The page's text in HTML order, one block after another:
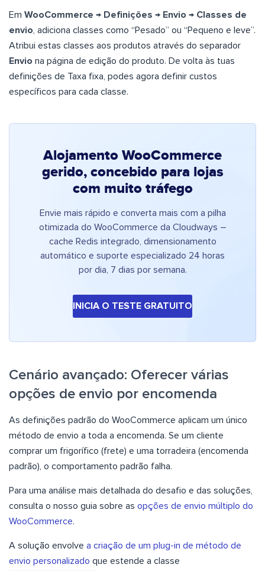
Em WooCommerce → Definições → Envio → Classes de
envio , adiciona classes como “Pesado” ou “Pequeno e leve”.
Atribui estas classes aos produtos através do separador
Envio na página de edição do produto. De volta às tuas
definições de Taxa fixa, podes agora definir custos
específicos para cada classe.
Alojamento WooCommerce
gerido, concebido para lojas
com muito tráfego
Envie mais rápido e converta mais com a pilha
otimizada do WooCommerce da Cloudways –
cache Redis integrado, dimensionamento
automático e suporte especializado 24 horas
por dia, 7 dias por semana.
INICIA O TESTE GRATUITO
Cenário avançado: Oferecer várias
opções de envio por encomenda
As definições padrão do WooCommerce aplicam um único
método de envio a toda a encomenda. Se um cliente
comprar um frigorífico (frete) e uma torradeira (encomenda
padrão), o comportamento padrão falha.
Para uma análise mais detalhada do desafio e das soluções,
consulta o nosso guia sobre as opções de envio múltiplo do
WooCommerce.
A solução envolve a criação de um plug-in de método de
envio personalizado que estende a classe